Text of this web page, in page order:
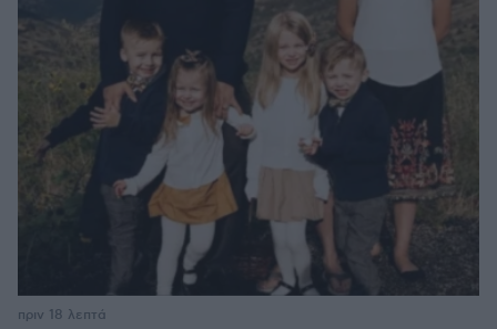
πριν 18 λεπτά